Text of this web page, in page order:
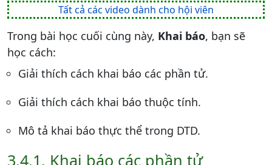
Tất cả các video dành cho hội viên
Trong bài học cuối cùng này, Khai báo, bạn sẽ
học cách:
Giải thích cách khai báo các phần tử.
Giải thích cách khai báo thuộc tính.
Mô tả khai báo thực thể trong DTD.
3.4.1. Khai báo các phần tử